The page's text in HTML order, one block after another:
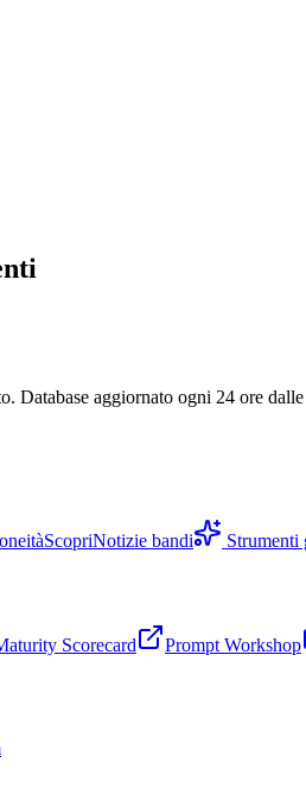
Database aggiornato ogni 24 ore
ScopriNotizie bandi Strumenti
Scorecard Prompt Workshop